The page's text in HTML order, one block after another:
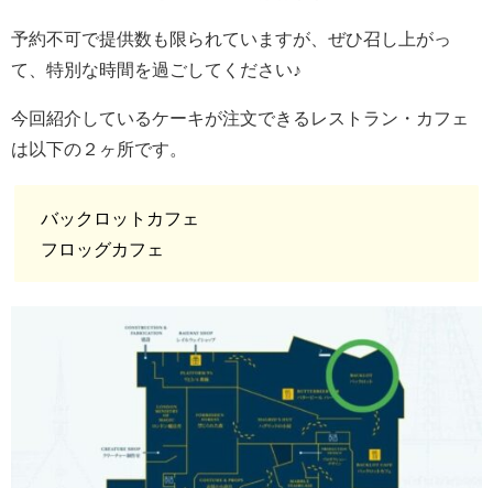
予約不可で提供数も限られていますが、ぜひ召し上がっ
て、特別な時間を過ごしてください♪
今回紹介しているケーキが注文できるレストラン・カフェ
は以下の２ヶ所です。
バックロットカフェ
フロッグカフェ